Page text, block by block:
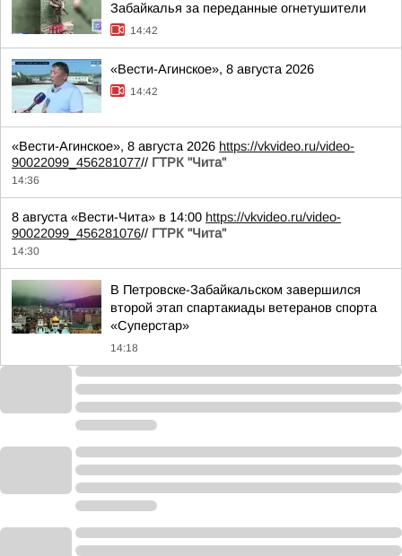
Забайкалья за переданные огнетушители
14:42
«Вести-Агинское», 8 августа 2026
14:42
«Вести-Агинское», 8 августа 2026 https://vkvideo.ru/video-
90022099_456281077// ГТРК "Чита"
14:36
8 августа «Вести-Чита» в 14:00 https://vkvideo.ru/video-
90022099_456281076// ГТРК "Чита"
14:30
В Петровске-Забайкальском завершился
второй этап спартакиады ветеранов спорта
«Суперстар»
14:18